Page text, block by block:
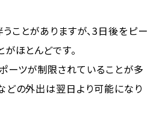
ことがありますが、3日後をピー
ほとんどです。
ーツが制限されていることが多
どの外出は翌日より可能になり